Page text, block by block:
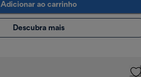
Adicionar ao carrinho
Descubra mais